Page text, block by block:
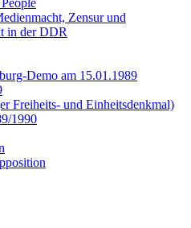
Zensur und
in der DDR
Demo am 15.01.1989
Freiheits- und Einheitsdenkmal)
1990